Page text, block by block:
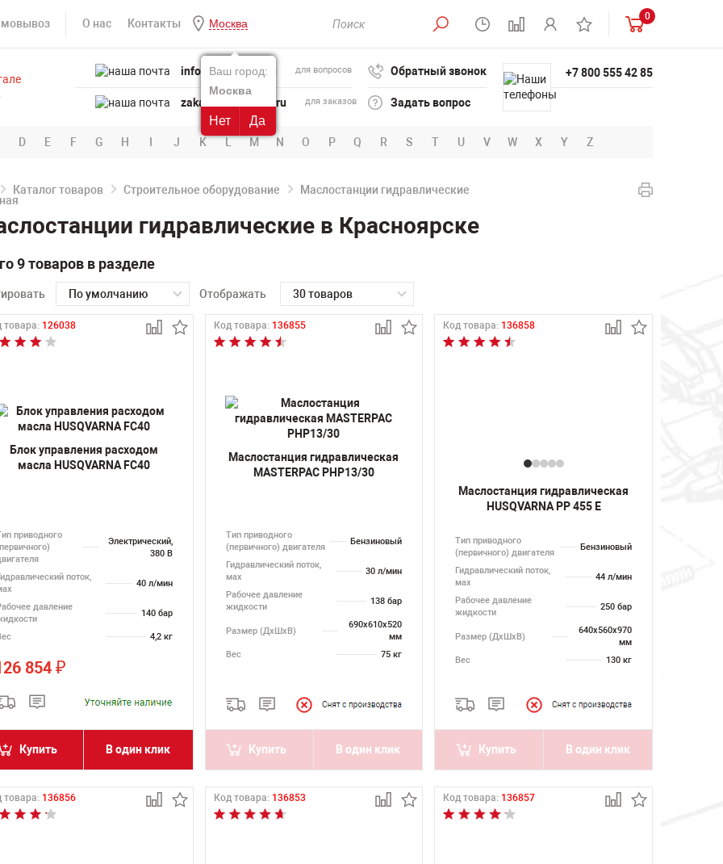
О нас Контакты Москва
Ваш город:
Москва
Нет Да
0
info@powertool.ru для вопросов
zakaz@powertool.ru для заказов
Обратный звонок
Задать вопрос
+7 800 555 42 85
D E F G H I J K L M N O P Q R S T U V W X Y Z
Каталог товаров Строительное оборудование Маслостанции гидравлические
гидравлические в Красноярске
9 товаров в разделе
По умолчанию Отображать 30 товаров
товара: 126038
Блок управления расходом
масла HUSQVARNA FC40
приводного
Электрический,
380 В
поток,
40 л/мин
давление
140 бар
4,2 кг
854 ₽
Купить В один клик
Код товара: 136855
Маслостанция гидравлическая
MASTERPAC PHP13/30
Тип приводного
(первичного) двигателя
Бензиновый
Гидравлический поток,
мах
30 л/мин
Рабочее давление
жидкости
138 бар
Размер (ДхШхВ)
690х610х520
мм
Вес
75 кг
Купить В один клик
Код товара: 136858
Маслостанция гидравлическая
HUSQVARNA PP 455 E
Тип приводного
(первичного) двигателя
Бензиновый
Гидравлический поток,
мах
44 л/мин
Рабочее давление
жидкости
250 бар
Размер (ДхШхВ)
640х560х970
мм
Вес
130 кг
Купить В один клик
товара: 136856 Код товара: 136853 Код товара: 136857